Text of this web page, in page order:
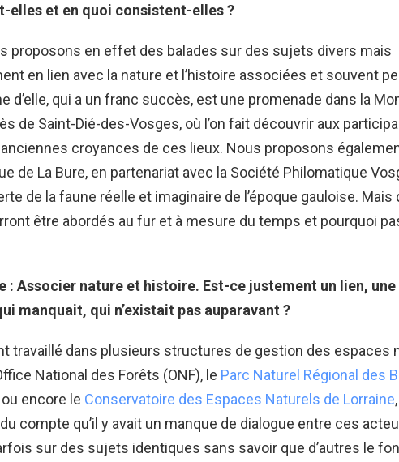
elles et en quoi consistent-elles ?
proposons en effet des balades sur des sujets divers mais
en lien avec la nature et l’histoire associées et souvent
d’elle, qui a un franc succès, est une promenade dans la
de Saint-Dié-des-Vosges, où l’on fait découvrir aux
croyances de ces lieux. Nous proposons
de La Bure, en partenariat avec la Société Philomatique
de la faune réelle et imaginaire de l’époque gauloise. Mais
être abordés au fur et à mesure du temps et pourquoi
: Associer nature et histoire. Est-ce justement un lien, une
manquait, qui n’existait pas auparavant ?
travaillé dans plusieurs structures de gestion des espaces
National des Forêts (ONF), le Parc Naturel Régional des
ou encore le Conservatoire des Espaces Naturels de Lorraine
compte qu’il y avait un manque de dialogue entre ces
sur des sujets identiques sans savoir que d’autres le